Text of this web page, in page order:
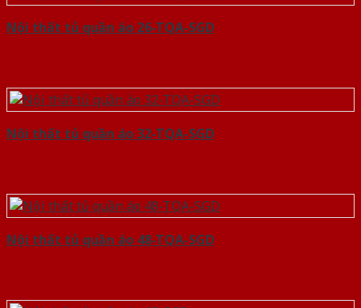
Nội thất tủ quần áo 26-TQA-SGD
Nội thất tủ quần áo 32-TQA-SGD
Nội thất tủ quần áo 48-TQA-SGD